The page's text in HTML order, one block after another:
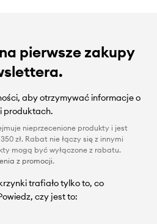
pierwsze zakupy
aby otrzymywać informacje o
produktach.
nieprzecenione produkty i jest
zł. Rabat nie łączy się z innymi
mogą być wyłączone z rabatu.
z promocji.
trafiało tylko to, co
czy jest to: